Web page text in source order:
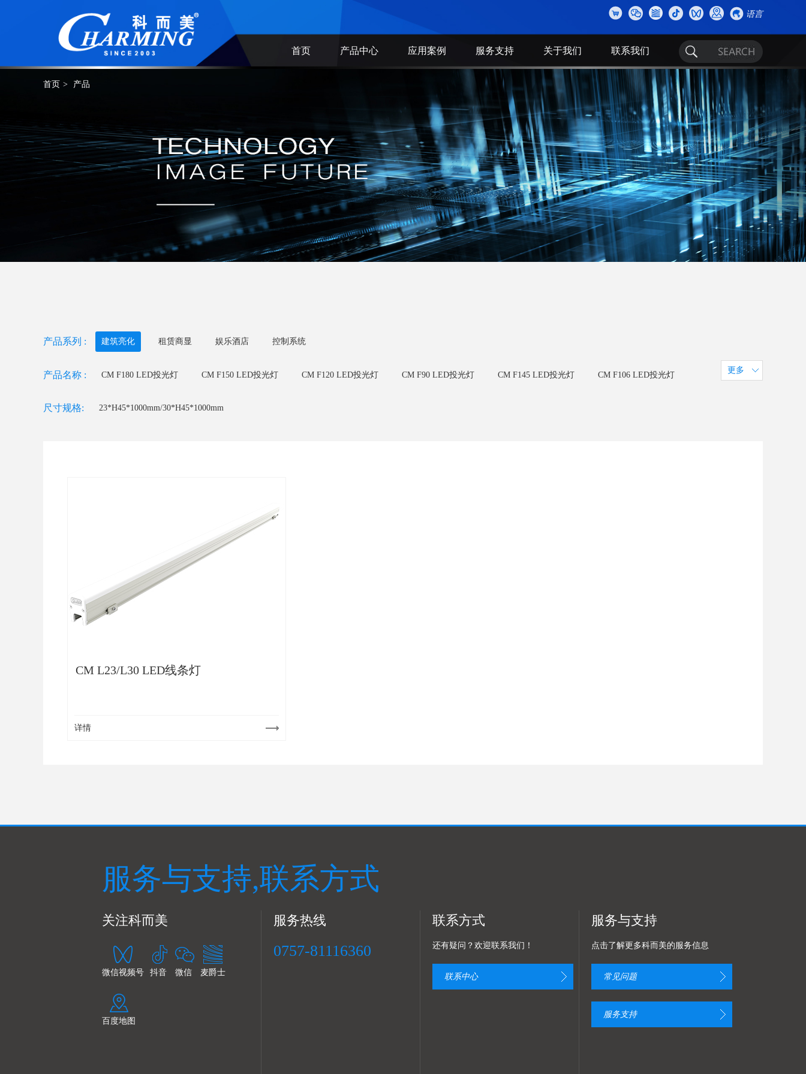
语言
首页 产品中心 应用案例 服务支持 关于我们 联系我们
首页 > 产品
产品系列 : 建筑亮化 租赁商显 娱乐酒店 控制系统
产品名称 : CM F180 LED投光灯 CM F150 LED投光灯 CM F120 LED投光灯 CM F90 LED投光灯 CM F145 LED投光灯 CM F106 LED投光灯
更多
尺寸规格: 23*H45*1000mm/30*H45*1000mm
CM L23/L30 LED线条灯
详情
服务与支持,联系方式
关注科而美
微信视频号 抖音 微信 麦爵士
百度地图
服务热线
0757-81116360
联系方式
还有疑问？欢迎联系我们！
联系中心
服务与支持
点击了解更多科而美的服务信息
常见问题
服务支持